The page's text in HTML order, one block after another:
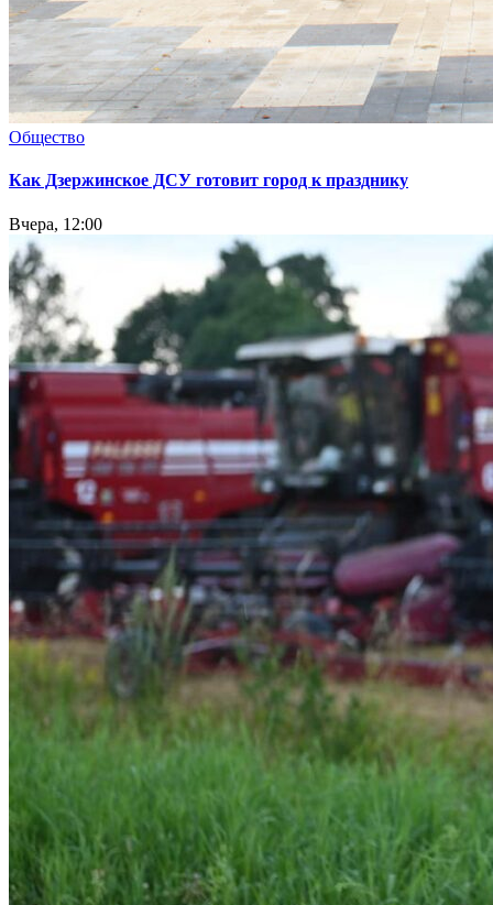
Общество
Как Дзержинское ДСУ готовит город к празднику
Вчера, 12:00